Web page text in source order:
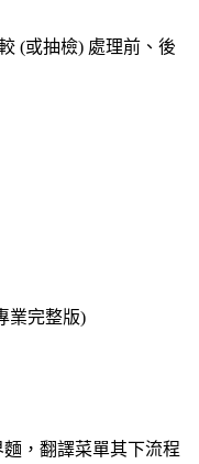
(或抽檢) 處理前、後
業完整版)
麵，翻譯菜單其下流程